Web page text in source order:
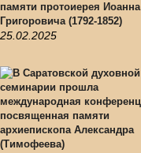
памяти протоиерея Иоанна
Григоровича (1792-1852)
25.02.2025